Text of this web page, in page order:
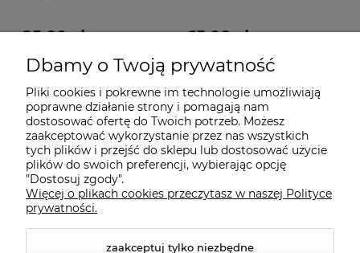
25,00 zł
Cena regularna:99,00 zł
39,00 zł
do koszyka
65,00 zł
Cena regularna:149,00 zł
do koszyka
Informacje
Dbamy o Twoją prywatność
Pliki cookies i pokrewne im technologie umożliwiają
poprawne działanie strony i pomagają nam
dostosować ofertę do Twoich potrzeb. Możesz
zaakceptować wykorzystanie przez nas wszystkich
tych plików i przejść do sklepu lub dostosować użycie
plików do swoich preferencji, wybierając opcję
"Dostosuj zgody".
Więcej o plikach cookies przeczytasz w naszej Polityce
prywatności.
zaakceptuj tylko niezbędne